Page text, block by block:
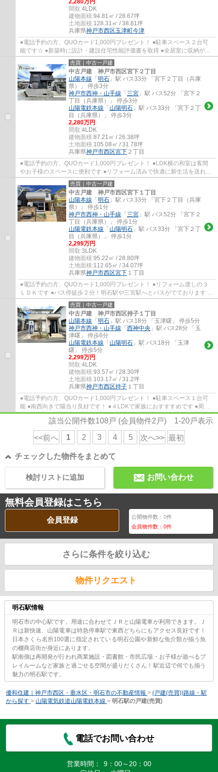
間取:4LDK
建物面積:94.81㎡ / 28.67坪
土地面積:128.31㎡ / 38.81坪
兵庫県神戸市西区玉津町今津
●電話予約の方、QUOカード1,000円プレゼント！ ●駐車スペース２台可
能です☆ ●新築時に設計・建設住宅性能評価書を取得 ●全居室に収納があ
りスッキリと生活していただけます！ ●LDK横の...
売買｜中古一戸建
中古戸建 神戸市西区宮下２丁目
山陽本線 「明石 」駅 バス33分 「宮下２丁目（兵庫
県）」 停歩3分
神戸市西神・山手線 「三宮 」駅 バス52分 「宮下２
丁目（兵庫県）」 停歩3分
山陽電鉄本線 「山陽明石 」駅 バス33分 「宮下２丁
目（兵庫県）」 停歩3分
2,280万円
間取:4LDK
建物面積:87.21㎡ / 26.38坪
土地面積:105.08㎡ / 31.78坪
兵庫県神戸市西区宮下 ２丁目
●電話予約の方、QUOカード1,000円プレゼント！ ●LDK横の和室は客間
やお子様のスペースに便利です ●リフォーム済みで快適に新生活を送れま
す ●２階にはWIC有り！収納もしっかりあります...
売買｜中古一戸建
中古戸建 神戸市西区宮下１丁目
山陽本線 「明石 」駅 バス33分 「宮下２丁目（兵庫
県）」 停歩1分
神戸市西神・山手線 「三宮 」駅 バス52分 「宮下２
丁目（兵庫県）」 停歩1分
山陽電鉄本線 「山陽明石 」駅 バス33分 「宮下２丁
目（兵庫県）」 停歩1分
2,299万円
間取:3LDK
建物面積:95.22㎡ / 28.80坪
土地面積:112.65㎡ / 34.07坪
兵庫県神戸市西区宮下 １丁目
●電話予約の方、QUOカード1,000円プレゼント！ ●リフォーム渡しの３
ＬＤＫです ●バス停徒歩２分！明石駅や三宮駅へとバスがでております ●
ＬＤＫは１８帖とゆったり生活できます！お庭...
売買｜中古一戸建
中古戸建 神戸市西区持子１丁目
山陽本線 「明石 」駅 バス18分 「玉津曙」 停歩5分
神戸市西神・山手線 「西神中央 」駅 バス28分 「玉
津曙」 停歩6分
山陽電鉄本線 「山陽明石 」駅 バス18分 「玉津
曙」 停歩5分
2,299万円
間取:4LDK
建物面積:93.57㎡ / 28.30坪
土地面積:103.17㎡ / 31.2坪
兵庫県神戸市西区持子 １丁目
●電話予約の方、QUOカード1,000円プレゼント！ ●駐車スペース１台可
能 ●南西向きで陽当り良好です！ ●４LDKで家族におすすすめです ●周辺
にはコンビニ・スーパー・ドラッグストアなど...
該当公開件数108 戸 (会員物件2 戸) 1-20戸表示
<<前へ 1 2 3 4 5 次へ>> 最初
チェックした物件をまとめて
お問い合わせ
検討リストに追加
無料会員登録はこちら
会員登録 公開物件数：0件
会員物件数：0件
さらに条件を絞り込む
物件リクエスト
明石駅情報
明石市の中心駅です。用途に合わせてＪＲと山陽電車が利用できます。Ｊ
Ｒは新快速、山陽電車は特急停車駅で東西どちらにもアクセス良好です！
日本さくら名所100選に指定されている明石公園や新鮮な魚介類が揃う魚
の棚商店街が身近にあります。
駅南側は再開発が行われ商業施設・図書館・市民広場・お子様が遊べるプ
レイルームなど家族と過ごせる空間が盛りだくさん！駅近辺で何でも揃う
魅力の明石駅です。
優和住建｜神戸市西区・垂水区・明石市の不動産情報 > (戸建(売買))路線・駅
から探す > 山陽電気鉄道山陽電鉄本線 > 明石駅の戸建(売買)
電話でお問い合わせ
営業時間：
9：00～20：00